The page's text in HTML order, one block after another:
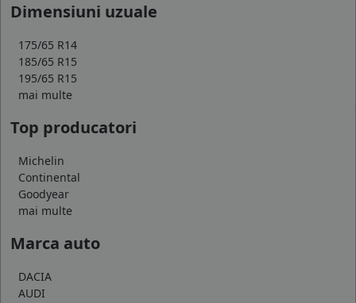
Dimensiuni uzuale
175/65 R14
185/65 R15
195/65 R15
mai multe
Top producatori
Michelin
Continental
Goodyear
mai multe
Marca auto
DACIA
AUDI